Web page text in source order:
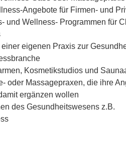
Angebote für Firmen- und
und Wellness- Programmen für
eigenen Praxis zur
Kosmetikstudios und
oder Massagepraxen, die ihre
ergänzen wollen
des Gesundheitswesens z.B.